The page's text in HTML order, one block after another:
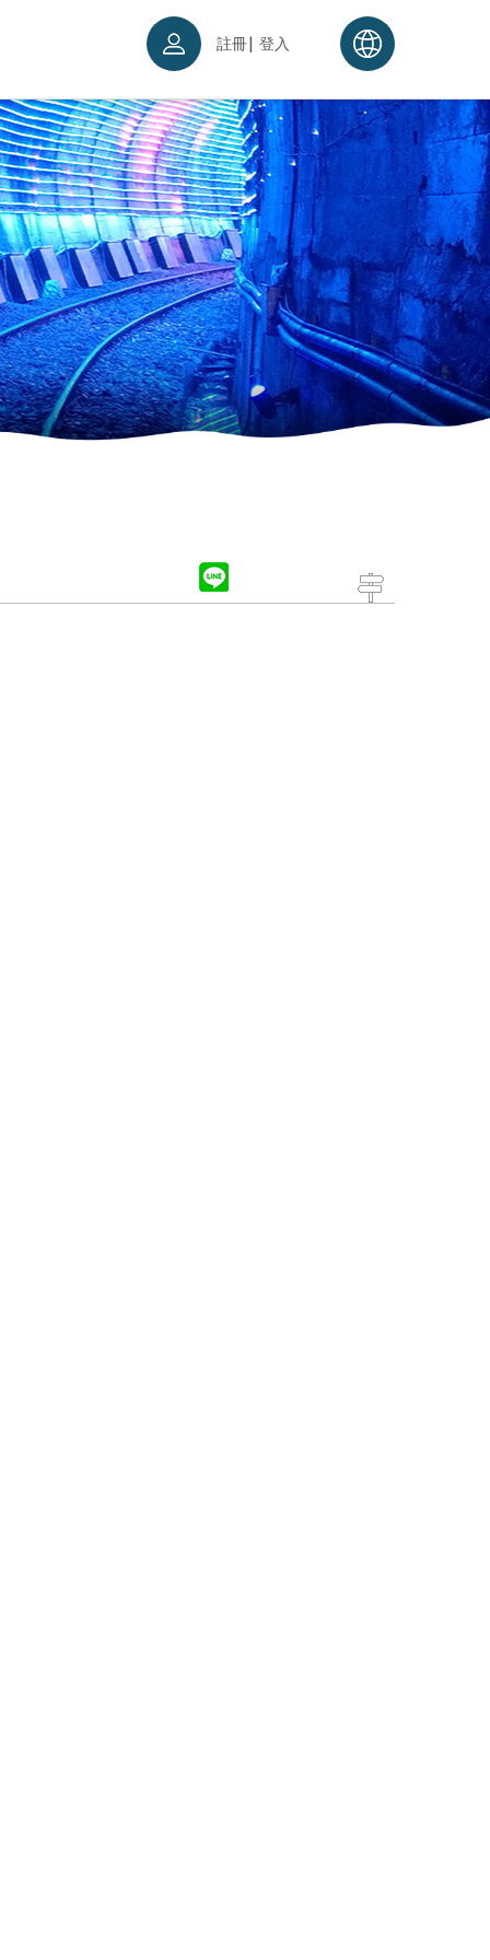
須知 入場須知
理念
註冊| 登入